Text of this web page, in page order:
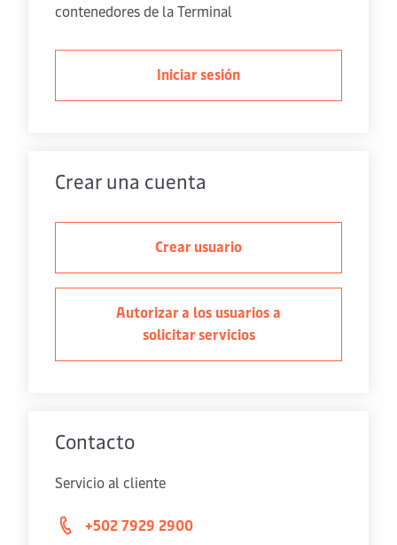
contenedores de la Terminal
Iniciar sesión
Crear una cuenta
Crear usuario
Autorizar a los usuarios a
solicitar servicios
Contacto
Servicio al cliente
+502 7929 2900